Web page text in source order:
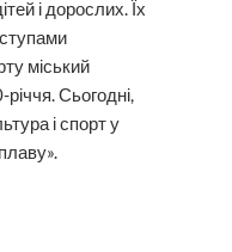
і дорослих. Їх
міський
Сьогодні,
і спорт у